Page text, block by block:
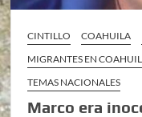
CINTILLO COAHUILA
MIGRANTES EN
TEMAS NACIONALES
Marco era